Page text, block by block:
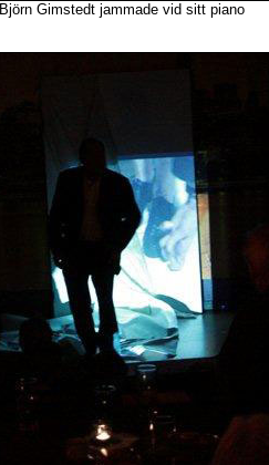
Björn Gimstedt jammade vid sitt piano